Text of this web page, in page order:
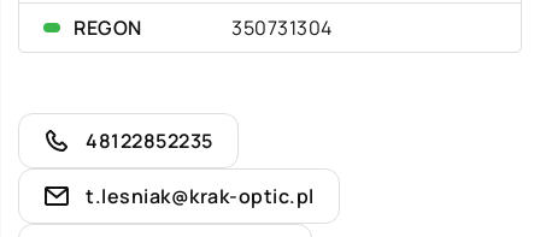
REGON
350731304
48122852235
t.lesniak@krak-optic.pl